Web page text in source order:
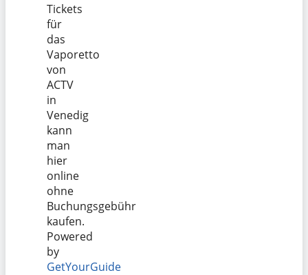
Tickets
für
das
Vaporetto
von
ACTV
in
Venedig
kann
man
hier
online
ohne
Buchungsgebühr
kaufen.
Powered
by
GetYourGuide